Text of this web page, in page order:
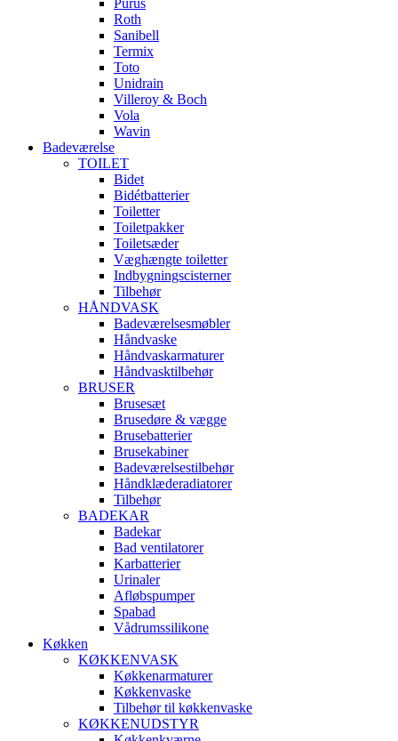
Purus
Roth
Sanibell
Termix
Toto
Unidrain
Villeroy & Boch
Vola
Wavin
Badeværelse
TOILET
Bidet
Bidétbatterier
Toiletter
Toiletpakker
Toiletsæder
Væghængte toiletter
Indbygningscisterner
Tilbehør
HÅNDVASK
Badeværelsesmøbler
Håndvaske
Håndvaskarmaturer
Håndvasktilbehør
BRUSER
Brusesæt
Brusedøre & vægge
Brusebatterier
Brusekabiner
Badeværelsestilbehør
Håndklæderadiatorer
Tilbehør
BADEKAR
Badekar
Bad ventilatorer
Karbatterier
Urinaler
Afløbspumper
Spabad
Vådrumssilikone
Køkken
KØKKENVASK
Køkkenarmaturer
Køkkenvaske
Tilbehør til køkkenvaske
KØKKENUDSTYR